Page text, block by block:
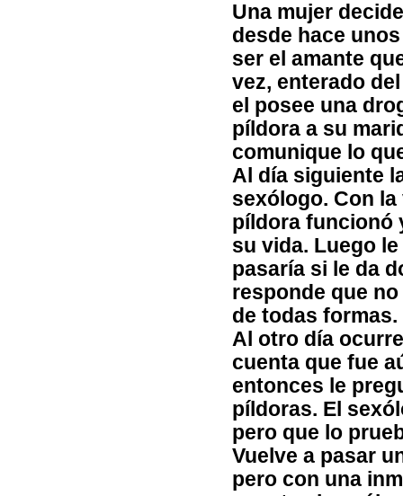
Una mujer
desde hace
ser el amante
vez, enterado
el posee una
píldora a su
comunique lo
Al día siguiente
sexólogo. Con
píldora funcionó
su vida. Luego
pasaría si le da
responde que
de todas formas.
Al otro día
cuenta que fue
entonces le
píldoras. El
pero que lo
Vuelve a pasar
pero con una